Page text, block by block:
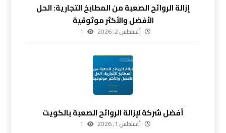
إزالة الروائح الصعبة من المطابخ التجارية: الحل
الأفضل والأكثر موثوقية
أغسطس 2, 2026 1
أفضل شركة لإزالة الروائح الصعبة بالكويت
أغسطس 1, 2026 1